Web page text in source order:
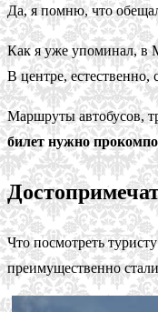
Да, я помню, что
Как я уже упоминал, в
В центре, естественно,
Маршруты автобусов,
билет нужно
Что посмотреть
преимущественно